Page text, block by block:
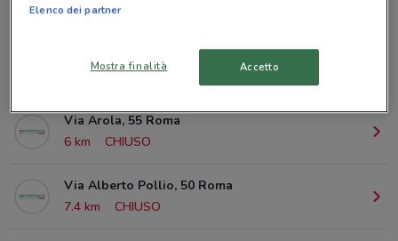
Via Arola, 55 Roma
6 km
CHIUSO
Via Alberto Pollio, 50 Roma
7.4 km
CHIUSO
Elenco dei partner
Mostra finalità Accetto